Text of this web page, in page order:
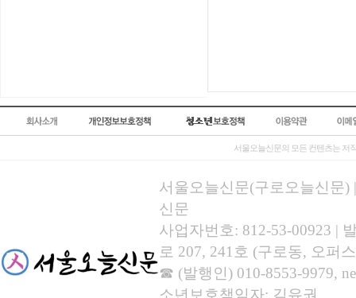
서울오늘신문의 모든 컨텐츠는 저
서울오늘신문(구로오늘신문)
신문
사업자번호: 812-53-00923 |
로 207, 241호 (구로동, 오퍼
☎ (발행인) 010-8553-9979,
소년보호책임자: 김유권